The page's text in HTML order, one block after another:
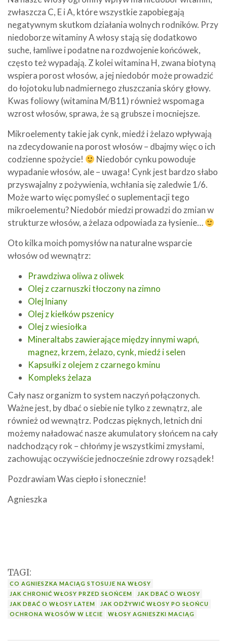
zwłaszcza C, E i A, które wszystkie zapobiegają
negatywnym skutkom działania wolnych rodników. Przy
niedoborze witaminy A włosy stają się dodatkowo
suche, łamliwe i podatne na rozdwojenie końcówek,
często też wypadają. Z kolei witamina H, zwana biotyną
wspiera porost włosów, a jej niedobór może prowadzić
do łojotoku lub nadmiernego złuszczania skóry głowy.
Kwas foliowy (witamina M/B11) również wspomaga
wzrost włosów, sprawa, że są grubsze i mocniejsze.
Mikroelementy takie jak cynk, miedź i żelazo wpływają
na zdecydowanie na porost włosów – dbajmy więc o ich
codzienne spożycie!
Niedobór cynku powoduje
wypadanie włosów, ale – uwaga! Cynk jest bardzo słabo
przyswajalny z pożywienia, wchłania się zaledwie 1/6.
Może warto więc pomyśleć o suplementacji tego
mikroelementu? Niedobór miedzi prowadzi do zmian w
strukturze włosów, a żelaza odpowiada za łysienie…
Oto kilka moich pomysłów na naturalne wsparcie
włosów od wewnątrz:
Prawdziwa oliwa z oliwek
Olej z czarnuszki tłoczony na zimno
Olej lniany
Olej z kiełków pszenicy
Olej z wiesiołka
Mineraltabs zawierające między innymi wapń,
magnez, krzem, żelazo, cynk, miedź i selen
Kapsułki z olejem z czarnego kminu
Kompleks żelaza
Cały nasz organizm to system naczyń połączonych.
Ważne jest, by dbać o siebie nie tylko z zewnątrz, ale
również od wewnątrz. Podczas pięknych, letnich dni
możemy naładować nasze akumulatory słońcem na cały
nadchodzący rok – chłońmy je wszystkimi zmysłami,
zachowując oczywiście jednocześnie zdrowy rozsądek!
Pozdrawiam Was ciepło i słonecznie!
Agnieszka
TAGI:
CO AGNIESZKA MACIĄG STOSUJE NA WŁOSY
JAK CHRONIĆ WŁOSY PRZED SŁOŃCEM
JAK DBAĆ O WŁOSY
JAK DBAĆ O WŁOSY LATEM
JAK ODŻYWIĆ WŁOSY PO SŁOŃCU
OCHRONA WŁOSÓW W LECIE
WŁOSY AGNIESZKI MACIĄG